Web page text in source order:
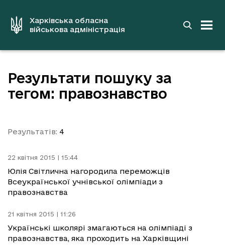
вмістуХарківська обласна
військова адміністрація
Результати пошуку за
тегом: правознавство
Результатів: 4
22 квітня 2015 | 15:44
Юлія Світлична нагородила переможців
Всеукраїнської учнівської олімпіади з
правознавства
21 квітня 2015 | 11:26
Українські школярі змагаються на олімпіаді з
правознавства, яка проходить на Харківщині